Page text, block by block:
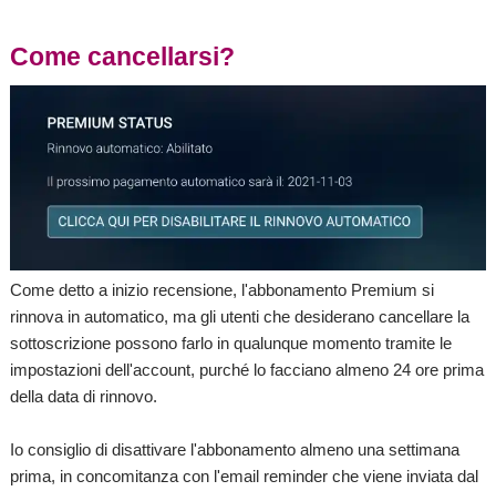
Come cancellarsi?
Come detto a inizio recensione, l'abbonamento Premium si
rinnova in automatico, ma gli utenti che desiderano cancellare la
sottoscrizione possono farlo in qualunque momento tramite le
impostazioni dell'account, purché lo facciano almeno 24 ore prima
della data di rinnovo.
Io consiglio di disattivare l'abbonamento almeno una settimana
prima, in concomitanza con l'email reminder che viene inviata dal